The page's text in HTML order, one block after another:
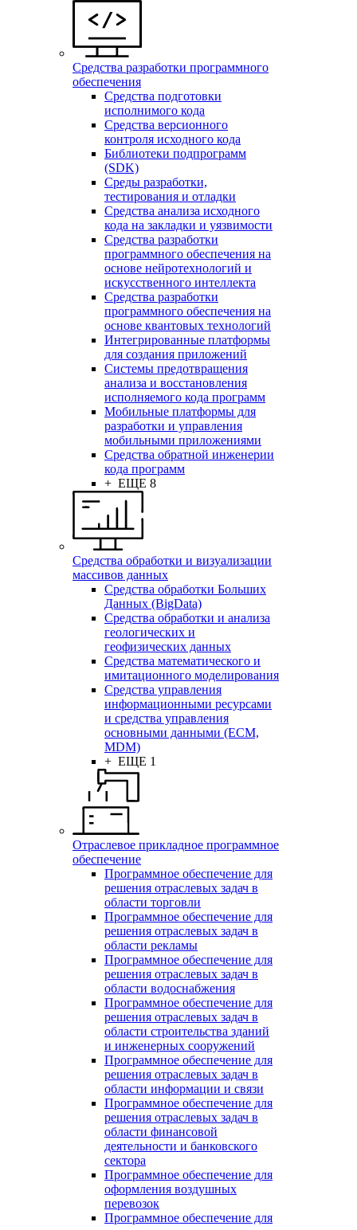
Средства разработки программного
обеспечения
Средства подготовки
исполнимого кода
Средства версионного
контроля исходного кода
Библиотеки подпрограмм
(SDK)
Среды разработки,
тестирования и отладки
Средства анализа исходного
кода на закладки и уязвимости
Средства разработки
программного обеспечения на
основе нейротехнологий и
искусственного интеллекта
Средства разработки
программного обеспечения на
основе квантовых технологий
Интегрированные платформы
для создания приложений
Системы предотвращения
анализа и восстановления
исполняемого кода программ
Мобильные платформы для
разработки и управления
мобильными приложениями
Средства обратной инженерии
кода программ
+ ЕЩЕ 8
Средства обработки и визуализации
массивов данных
Средства обработки Больших
Данных (BigData)
Средства обработки и анализа
геологических и
геофизических данных
Средства математического и
имитационного моделирования
Средства управления
информационными ресурсами
и средства управления
основными данными (ECM,
MDM)
+ ЕЩЕ 1
Отраслевое прикладное программное
обеспечение
Программное обеспечение для
решения отраслевых задач в
области торговли
Программное обеспечение для
решения отраслевых задач в
области рекламы
Программное обеспечение для
решения отраслевых задач в
области водоснабжения
Программное обеспечение для
решения отраслевых задач в
области строительства зданий
и инженерных сооружений
Программное обеспечение для
решения отраслевых задач в
области информации и связи
Программное обеспечение для
решения отраслевых задач в
области финансовой
деятельности и банковского
сектора
Программное обеспечение для
оформления воздушных
перевозок
Программное обеспечение для